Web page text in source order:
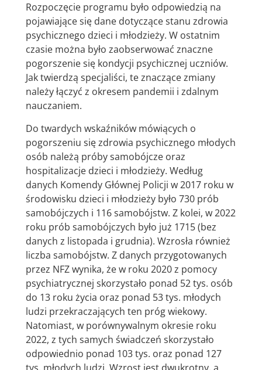
Rozpoczęcie programu było odpowiedzią na
pojawiające się dane dotyczące stanu zdrowia
psychicznego dzieci i młodzieży. W ostatnim
czasie można było zaobserwować znaczne
pogorszenie się kondycji psychicznej uczniów.
Jak twierdzą specjaliści, te znaczące zmiany
należy łączyć z okresem pandemii i zdalnym
nauczaniem.
Do twardych wskaźników mówiących o
pogorszeniu się zdrowia psychicznego młodych
osób należą próby samobójcze oraz
hospitalizacje dzieci i młodzieży. Według
danych Komendy Głównej Policji w 2017 roku w
środowisku dzieci i młodzieży było 730 prób
samobójczych i 116 samobójstw. Z kolei, w 2022
roku prób samobójczych było już 1715 (bez
danych z listopada i grudnia). Wzrosła również
liczba samobójstw. Z danych przygotowanych
przez NFZ wynika, że w roku 2020 z pomocy
psychiatrycznej skorzystało ponad 52 tys. osób
do 13 roku życia oraz ponad 53 tys. młodych
ludzi przekraczających ten próg wiekowy.
Natomiast, w porównywalnym okresie roku
2022, z tych samych świadczeń skorzystało
odpowiednio ponad 103 tys. oraz ponad 127